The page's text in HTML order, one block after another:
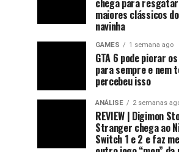
chega para
maiores clássicos
navinha
GAMES 1 semana ago
GTA 6 pode piorar
para sempre e nem
percebeu isso
ANÁLISE 2 semanas
REVIEW | Digimon
Stranger chega ao
Switch 1 e 2 e faz